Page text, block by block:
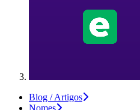
Blog / Artigos